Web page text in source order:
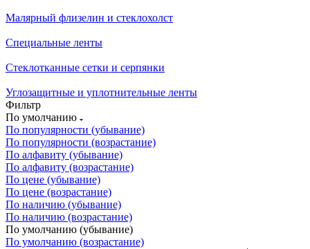
Малярный флизелин и стеклохолст
Специальные ленты
Стеклотканные сетки и серпянки
Углозащитные и уплотнительные ленты
Фильтр
По умолчанию
По популярности (убывание)
По популярности (возрастание)
По алфавиту (убывание)
По алфавиту (возрастание)
По цене (убывание)
По цене (возрастание)
По наличию (убывание)
По наличию (возрастание)
По умолчанию (убывание)
По умолчанию (возрастание)